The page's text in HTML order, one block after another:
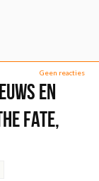
Geen reacties
en
Fate,